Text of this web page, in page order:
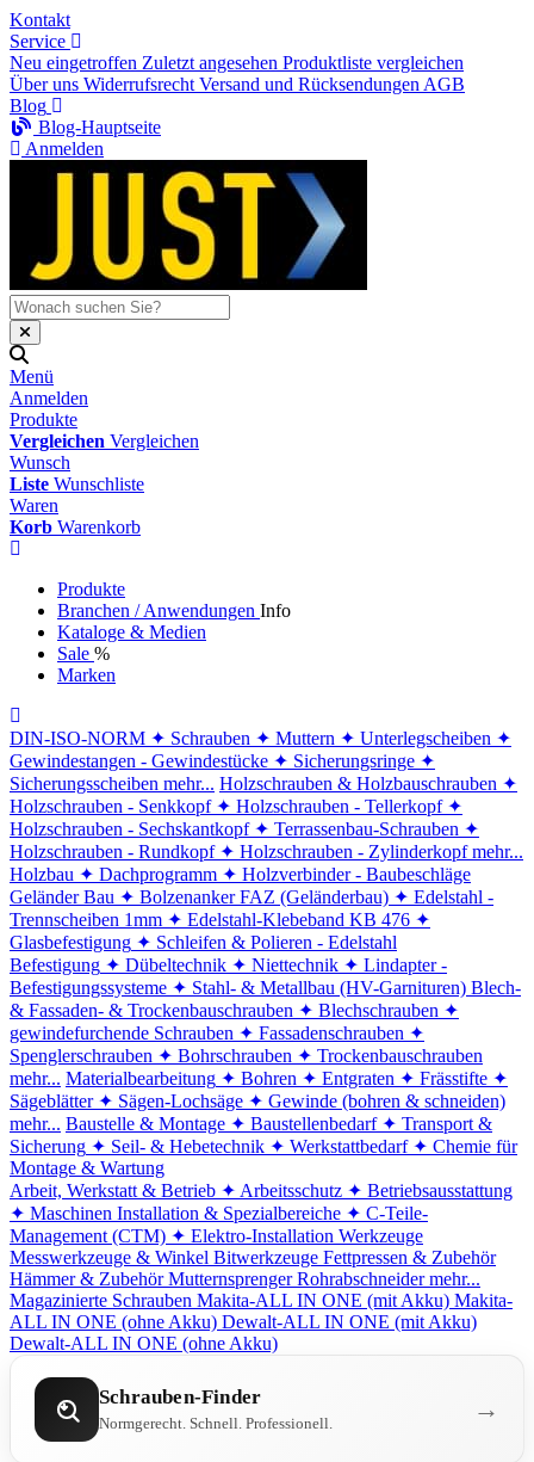
Kontakt
Service
Neu eingetroffen Zuletzt angesehen Produktliste vergleichen
Über uns Widerrufsrecht Versand und Rücksendungen AGB
Blog
Blog-Hauptseite
Anmelden
Menü
Anmelden
Produkte
Vergleichen Vergleichen
Wunsch
Liste Wunschliste
Waren
Korb Warenkorb
Produkte
Branchen / Anwendungen Info
Kataloge & Medien
Sale %
Marken
DIN-ISO-NORM ✦ Schrauben ✦ Muttern ✦ Unterlegscheiben ✦
Gewindestangen - Gewindestücke ✦ Sicherungsringe ✦
Sicherungsscheiben mehr... Holzschrauben & Holzbauschrauben ✦
Holzschrauben - Senkkopf ✦ Holzschrauben - Tellerkopf ✦
Holzschrauben - Sechskantkopf ✦ Terrassenbau-Schrauben ✦
Holzschrauben - Rundkopf ✦ Holzschrauben - Zylinderkopf mehr...
Holzbau ✦ Dachprogramm ✦ Holzverbinder - Baubeschläge
Geländer Bau ✦ Bolzenanker FAZ (Geländerbau) ✦ Edelstahl -
Trennscheiben 1mm ✦ Edelstahl-Klebeband KB 476 ✦
Glasbefestigung ✦ Schleifen & Polieren - Edelstahl
Befestigung ✦ Dübeltechnik ✦ Niettechnik ✦ Lindapter -
Befestigungssysteme ✦ Stahl- & Metallbau (HV-Garnituren) Blech-
& Fassaden- & Trockenbauschrauben ✦ Blechschrauben ✦
gewindefurchende Schrauben ✦ Fassadenschrauben ✦
Spenglerschrauben ✦ Bohrschrauben ✦ Trockenbauschrauben
mehr... Materialbearbeitung ✦ Bohren ✦ Entgraten ✦ Frässtifte ✦
Sägeblätter ✦ Sägen-Lochsäge ✦ Gewinde (bohren & schneiden)
mehr... Baustelle & Montage ✦ Baustellenbedarf ✦ Transport &
Sicherung ✦ Seil- & Hebetechnik ✦ Werkstattbedarf ✦ Chemie für
Montage & Wartung
Arbeit, Werkstatt & Betrieb ✦ Arbeitsschutz ✦ Betriebsausstattung
✦ Maschinen Installation & Spezialbereiche ✦ C-Teile-
Management (CTM) ✦ Elektro-Installation Werkzeuge
Messwerkzeuge & Winkel Bitwerkzeuge Fettpressen & Zubehör
Hämmer & Zubehör Mutternsprenger Rohrabschneider mehr...
Magazinierte Schrauben Makita-ALL IN ONE (mit Akku) Makita-
ALL IN ONE (ohne Akku) Dewalt-ALL IN ONE (mit Akku)
Dewalt-ALL IN ONE (ohne Akku)
Schrauben-Finder
Normgerecht. Schnell. Professionell. →